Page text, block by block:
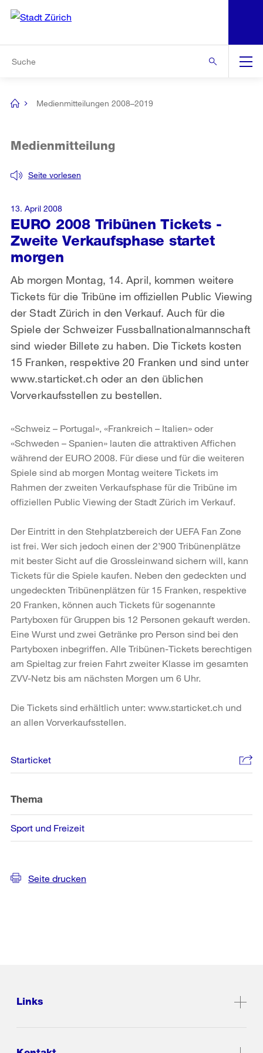
Navigation
[no
Medienmitteilungen 2008–2019
EURO 2008 Tribünen Tickets -
Zweite Verkaufsphase startet
morgen
Seite vorlesen
Medienmitteilung
Ab morgen Montag, 14. April, kommen weitere
Tickets für die Tribüne im offiziellen Public Viewing
der Stadt Zürich in den Verkauf. Auch für die
Spiele der Schweizer Fussballnationalmannschaft
sind wieder Billete zu haben. Die Tickets kosten
15 Franken, respektive 20 Franken und sind unter
www.starticket.ch oder an den üblichen
Vorverkaufsstellen zu bestellen.
13. April 2008
«Schweiz – Portugal», «Frankreich – Italien» oder
«Schweden – Spanien» lauten die attraktiven Affichen
während der EURO 2008. Für diese und für die weiteren
Spiele sind ab morgen Montag weitere Tickets im
Rahmen der zweiten Verkaufsphase für die Tribüne im
offiziellen Public Viewing der Stadt Zürich im Verkauf.
Der Eintritt in den Stehplatzbereich der UEFA Fan Zone
ist frei. Wer sich jedoch einen der 2’900 Tribünenplätze
mit bester Sicht auf die Grossleinwand sichern will, kann
Tickets für die Spiele kaufen. Neben den gedeckten und
ungedeckten Tribünenplätzen für 15 Franken, respektive
20 Franken, können auch Tickets für sogenannte
Partyboxen für Gruppen bis 12 Personen gekauft werden.
Eine Wurst und zwei Getränke pro Person sind bei den
Partyboxen inbegriffen. Alle Tribünen-Tickets berechtigen
am Spieltag zur freien Fahrt zweiter Klasse im gesamten
ZVV-Netz bis am nächsten Morgen um 6 Uhr.
Die Tickets sind erhältlich unter: www.starticket.ch und
an allen Vorverkaufsstellen.
Weitere
Informationen
Starticket
Thema
Sport und Freizeit
Seite drucken
Links